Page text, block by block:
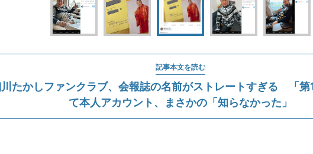
記事本文を読む
たかしファンクラブ、会報誌の名前がストレートすぎる 「第
て本人アカウント、まさかの「知らなかった」